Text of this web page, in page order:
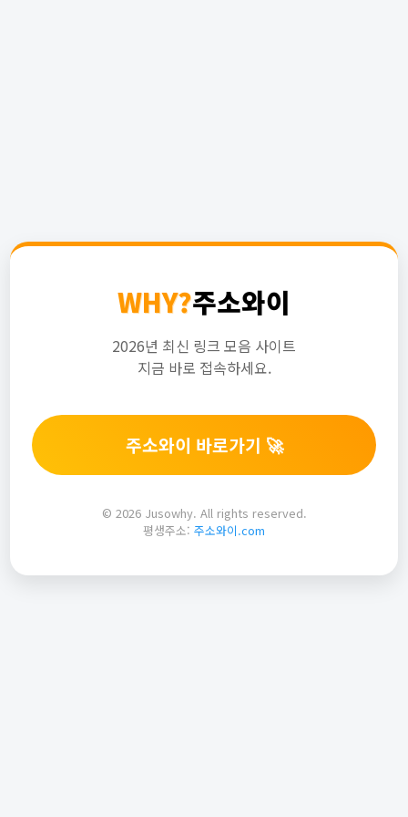
WHY?주소와이
2026년 최신 링크 모음 사이트
지금 바로 접속하세요.
주소와이 바로가기 🚀
© 2026 Jusowhy. All rights reserved.
평생주소: 주소와이.com